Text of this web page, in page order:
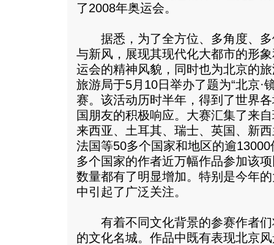
了2008年奥运会。
据悉，为了全方位、多角度、多
与新风，展现其现代化大都市的形
运会的精神风貌，同时也为北京的
旅游局于5月10日举办了题为“北京·
赛。该活动历时半年，得到了世界
国朋友的积极响应。大赛汇集了来
来西亚、土耳其、瑞士、英国、新
法国等50多个国家和地区的逾
多个国家的作者近万幅作品参加该
数量都有了明显增加。特别是今年
中引起了广泛关注。
有着不同文化背景的参赛作者们
的文化名城。作品中既有表现北京